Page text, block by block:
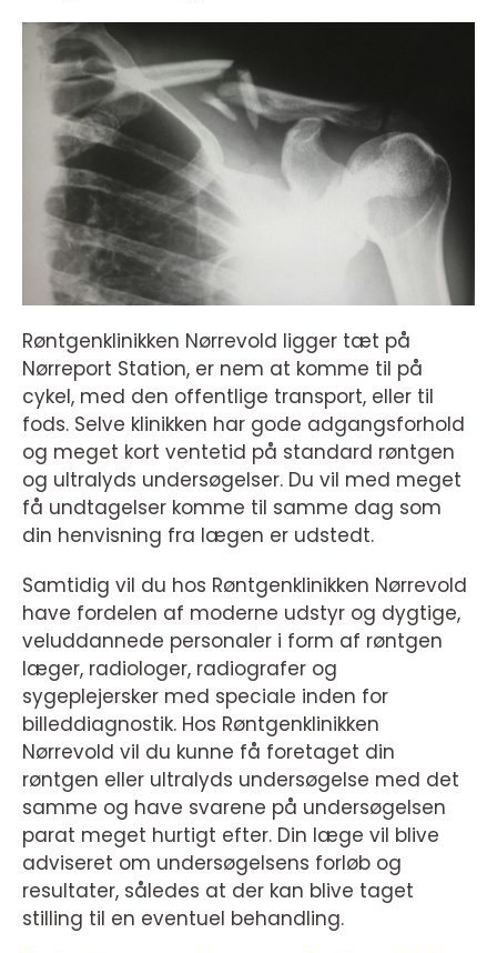
Røntgenklinikken Nørrevold ligger tæt på
Nørreport Station, er nem at komme til på
cykel, med den offentlige transport, eller til
fods. Selve klinikken har gode adgangsforhold
og meget kort ventetid på standard røntgen
og ultralyds undersøgelser. Du vil med meget
få undtagelser komme til samme dag som
din henvisning fra lægen er udstedt.
Samtidig vil du hos Røntgenklinikken Nørrevold
have fordelen af moderne udstyr og dygtige,
veluddannede personaler i form af røntgen
læger, radiologer, radiografer og
sygeplejersker med speciale inden for
billeddiagnostik. Hos Røntgenklinikken
Nørrevold vil du kunne få foretaget din
røntgen eller ultralyds undersøgelse med det
samme og have svarene på undersøgelsen
parat meget hurtigt efter. Din læge vil blive
adviseret om undersøgelsens forløb og
resultater, således at der kan blive taget
stilling til en eventuel behandling.